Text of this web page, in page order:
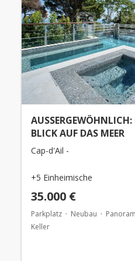
BLICK AUF DAS MEER
Cap-d'Ail -
+5 Einheimische
35.000 €
Parkplatz Neubau
Keller